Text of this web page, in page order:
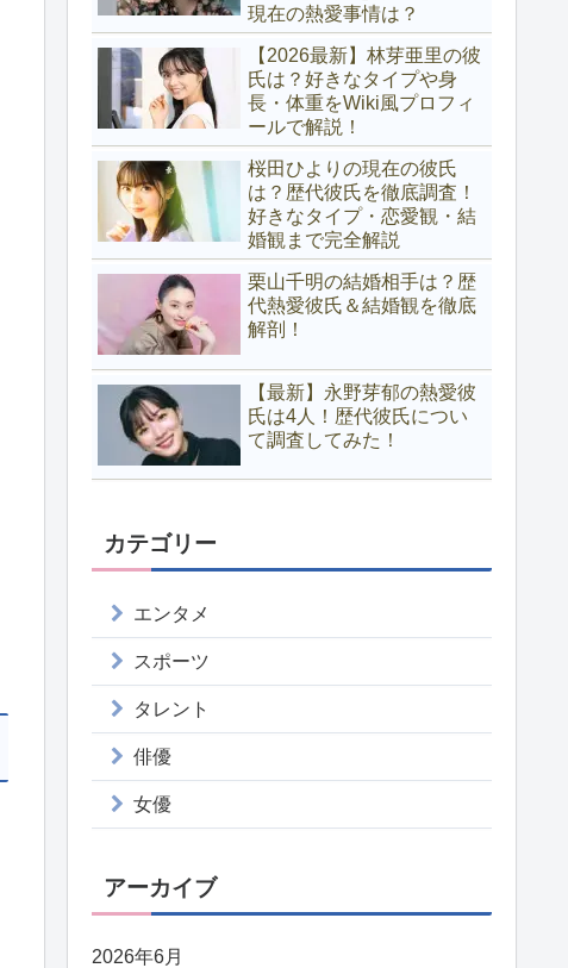
現在の熱愛事情は？
【2026最新】林芽亜里の彼
氏は？好きなタイプや身
長・体重をWiki風プロフィ
ールで解説！
桜田ひよりの現在の彼氏
は？歴代彼氏を徹底調査！
好きなタイプ・恋愛観・結
婚観まで完全解説
栗山千明の結婚相手は？歴
代熱愛彼氏＆結婚観を徹底
解剖！
【最新】永野芽郁の熱愛彼
氏は4人！歴代彼氏につい
て調査してみた！
カテゴリー
エンタメ
スポーツ
タレント
俳優
女優
アーカイブ
2026年6月